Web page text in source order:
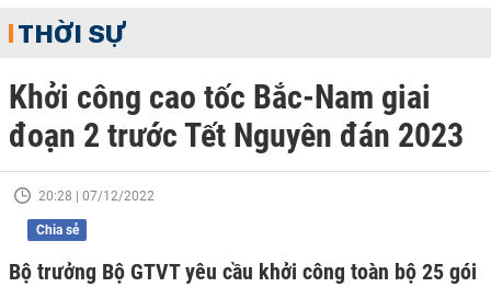
THỜI SỰ
Khởi công cao tốc Bắc-Nam giai
đoạn 2 trước Tết Nguyên đán 2023
20:28 | 07/12/2022
Chia sẻ
Bộ trưởng Bộ GTVT yêu cầu khởi công toàn bộ 25 gói